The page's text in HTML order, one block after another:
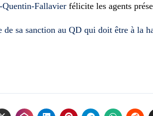
Quentin-Fallavier félicite les agents
de sa sanction au QD qui doit être à la